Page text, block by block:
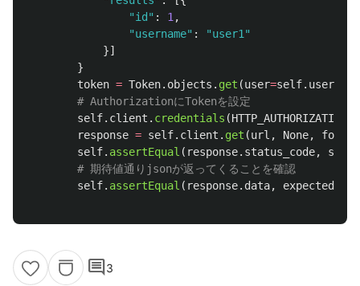
"id " : 1 ,
"username" : "user1 "
}]
}
token = Token. objects . get (user=self. user1
self. client . credentials (HTTP_AUTHORIZATION
response = self. client . get (url , None,
format
self. assertEqual ( response. status_code,
self. assertEqual ( response. data,
comment3